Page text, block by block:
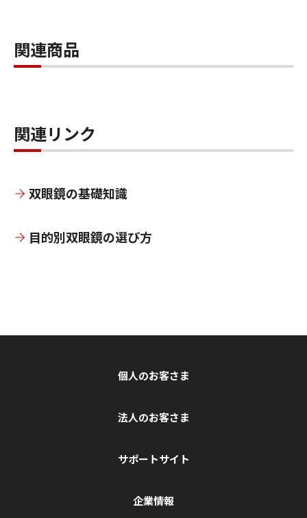
関連商品
関連リンク
双眼鏡の基礎知識
目的別双眼鏡の選び方
個人のお客さま
法人のお客さま
サポートサイト
企業情報